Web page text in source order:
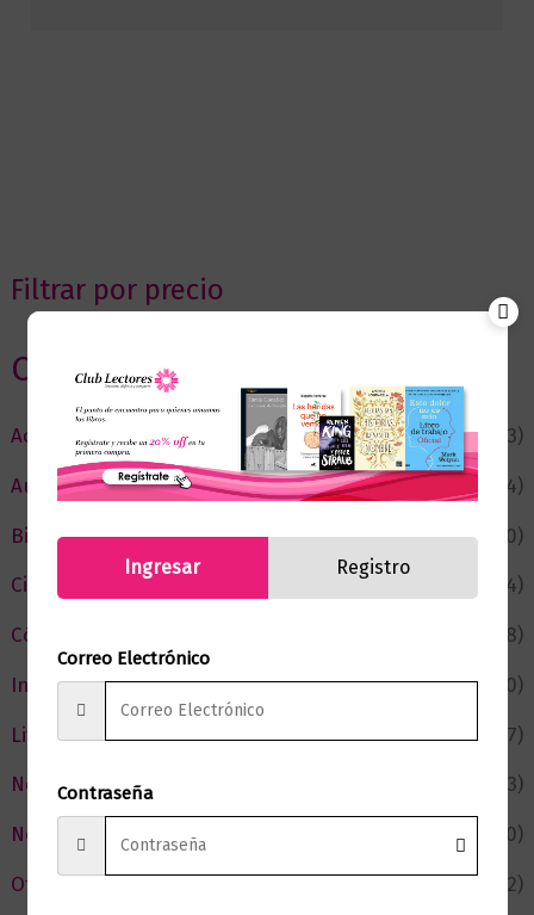
Filtrar por precio
Categorias
Actualidad
(53)
Autor del Mes
(4)
Bienestar
(230)
Ciencia y Conocimiento
(74)
Cómic y Fantasía
(88)
Infantil y Juvenil
(210)
Literatura
(367)
Negocios
(43)
Novedades
(110)
Ofertas
(12)
Ingresar Registro
Correo Electrónico
Contraseña